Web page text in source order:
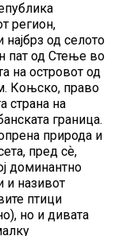
регион,
од селото
пат од Стење во
на островот од
Коњско, право
страна на
граница.
природа и
пред сѐ,
доминантно
и називот
птици
но и дивата